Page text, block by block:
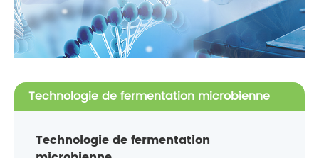
Technologie de fermentation microbienne
Technologie de fermentation